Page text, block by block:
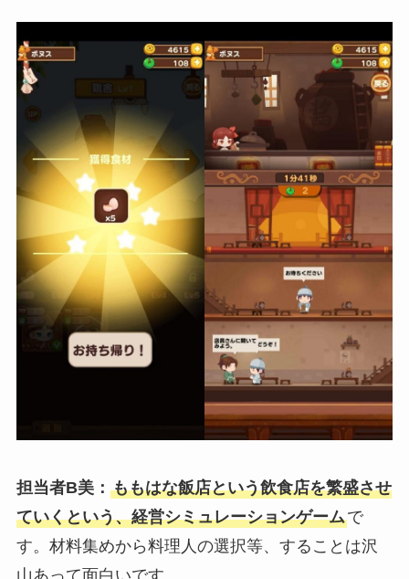
担当者B美： ももはな飯店という飲食店を繁盛させ
ていくという、経営シミュレーションゲームで
す。材料集めから料理人の選択等、することは沢